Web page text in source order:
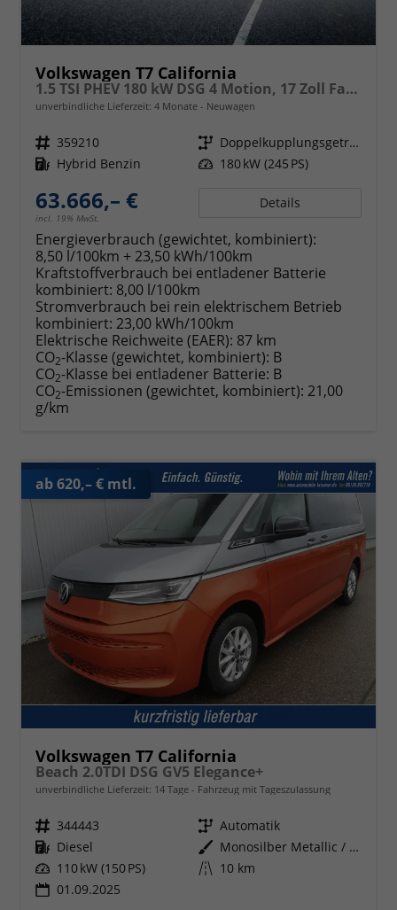
Volkswagen T7 California
1.5 TSI PHEV 180 kW DSG 4 Motion, 17 Zoll Fahrwerk, Sitze 4, Leichtmetallfelgen Zoll, Markise mit Schiene und Gehäuse links, Klima, 5 Jahre Werksgarantie,
unverbindliche Lieferzeit: 4 Monate Neuwagen
Fahrzeugnr. 359210 Getriebe
Doppelkupplungsgetriebe (DSG)
Kraftstoff Hybrid Benzin Leistung 180 kW (245 PS)
63.666,– €
incl. 19% MwSt.
Details
Energieverbrauch (gewichtet, kombiniert):
8,50 l/100km + 23,50 kWh/100km
Kraftstoffverbrauch bei entladener Batterie
kombiniert: 8,00 l/100km
Stromverbrauch bei rein elektrischem Betrieb
kombiniert: 23,00 kWh/100km
Elektrische Reichweite (EAER): 87 km
CO2-Klasse (gewichtet, kombiniert): B
CO2-Klasse bei entladener Batterie: B
CO2-Emissionen (gewichtet, kombiniert): 21,00
g/km
ab 620,– € mtl.
Volkswagen T7 California
Beach 2.0TDI DSG GV5 Elegance+
unverbindliche Lieferzeit: 14 Tage Fahrzeug mit Tageszulassung
Fahrzeugnr. 344443 Getriebe Automatik
Kraftstoff Diesel Außenfarbe
Monosilber Metallic / Energeticorange Metallic
Leistung 110 kW (150 PS) Kilometerstand 10 km
01.09.2025